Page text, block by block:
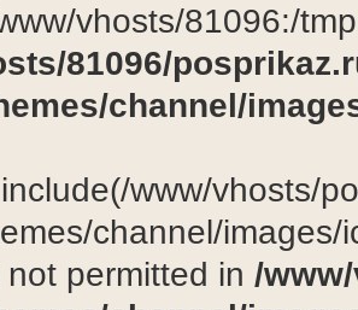
vhosts/81096:/
81096/
channel/
www/vhosts/
channel/
permitted in /